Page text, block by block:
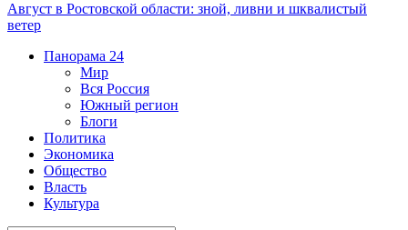
Август в Ростовской области: зной, ливни и шквалистый
ветер
Панорама 24
Мир
Вся Россия
Южный регион
Блоги
Политика
Экономика
Общество
Власть
Культура